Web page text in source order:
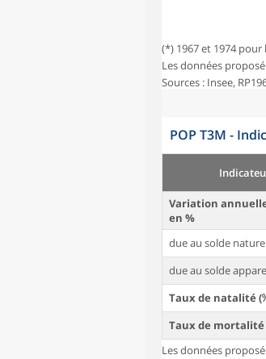
(*) 1967 et 1974 pour
Les données
Sources : Insee,
POP T3M -
Variation
en %
due au solde
due au solde
Taux de natalité
Taux de
Les données